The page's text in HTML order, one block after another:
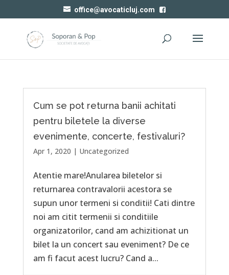
office@avocaticluj.com
Cum se pot returna banii achitati
pentru biletele la diverse
evenimente, concerte, festivaluri?
Apr 1, 2020 | Uncategorized
Atentie mare!Anularea biletelor si
returnarea contravalorii acestora se
supun unor termeni si conditii! Cati dintre
noi am citit termenii si conditiile
organizatorilor, cand am achizitionat un
bilet la un concert sau eveniment? De ce
am fi facut acest lucru? Cand a...